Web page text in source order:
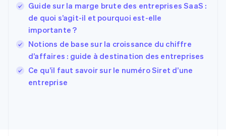
Guide sur la marge brute des entreprises SaaS :
de quoi s’agit-il et pourquoi est-elle
importante ?
Notions de base sur la croissance du chiffre
d’affaires : guide à destination des entreprises
Ce qu’il faut savoir sur le numéro Siret d’une
entreprise
English Español 简体中文
Finlande
EnglishSvenska
FrançaisEnglish
Gibraltar
English
Grèce
English